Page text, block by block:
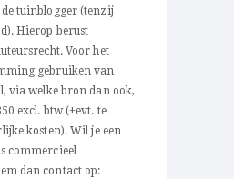
tuinblogger (tenzij
Hierop berust
Voor het
gebruiken van
via welke bron dan ook,
excl. btw (+evt. te
kosten). Wil je een
commercieel
dan contact op: